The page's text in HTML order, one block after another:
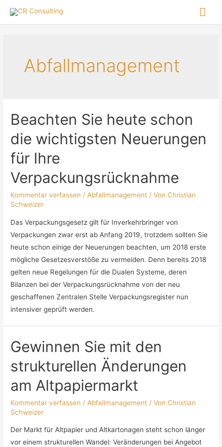
Abfallmanagement
Beachten Sie heute schon
die wichtigsten Neuerungen
für Ihre
Verpackungsrücknahme
Kommentar verfassen /Abfallmanagement / VonChristian
Schweizer
Das Verpackungsgesetz gilt für Inverkehrbringer von
Verpackungen zwar erst ab Anfang 2019, trotzdem sollten Sie
heute schon einige der Neuerungen beachten, um 2018 erste
mögliche Gesetzesverstöße zu vermeiden. Denn bereits 2018
gelten neue Regelungen für die Dualen Systeme, deren
Bilanzen bei der Verpackungsrücknahme von der neu
geschaffenen Zentralen Stelle Verpackungsregister nun
intensiver geprüft werden.
Gewinnen Sie mit den
strukturellen Änderungen
am Altpapiermarkt
Kommentar verfassen /Abfallmanagement / VonChristian
Schweizer
Der Markt für Altpapier und Altkartonagen steht schon länger
vor einem strukturellen Wandel: Veränderungen bei Angebot